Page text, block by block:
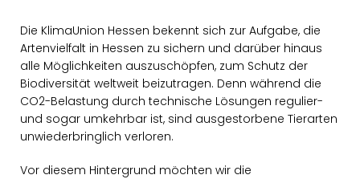
Die KlimaUnion Hessen bekennt sich zur Aufgabe, die
Artenvielfalt in Hessen zu sichern und darüber hinaus
alle Möglichkeiten auszuschöpfen, zum Schutz der
Biodiversität weltweit beizutragen. Denn während die
CO2-Belastung durch technische Lösungen regulier-
und sogar umkehrbar ist, sind ausgestorbene Tierarten
unwiederbringlich verloren.
Vor diesem Hintergrund möchten wir die